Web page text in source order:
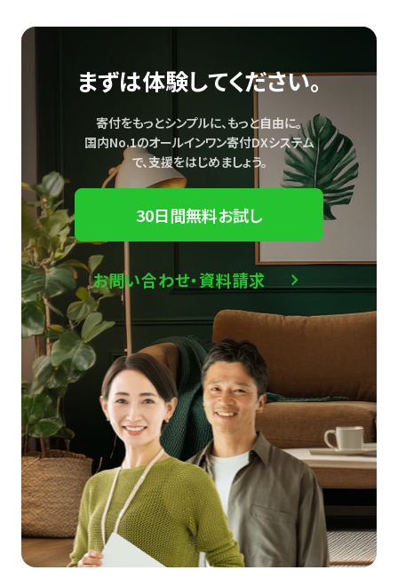
まずは体験してください。
寄付をもっとシンプルに、もっと自由に。
国内No.1のオールインワン寄付DXシステム
で、支援をはじめましょう。
30日間無料お試し
お問い合わせ・資料請求